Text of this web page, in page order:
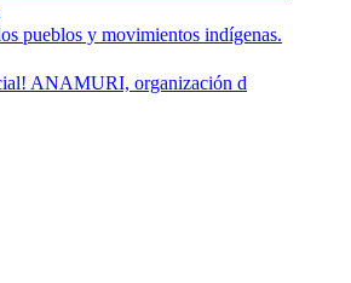
pueblos y movimientos indígenas.
ANAMURI, organización d